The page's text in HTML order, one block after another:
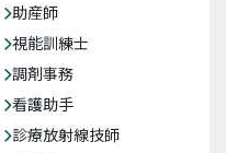
助産師
視能訓練士
調剤事務
看護助手
診療放射線技師